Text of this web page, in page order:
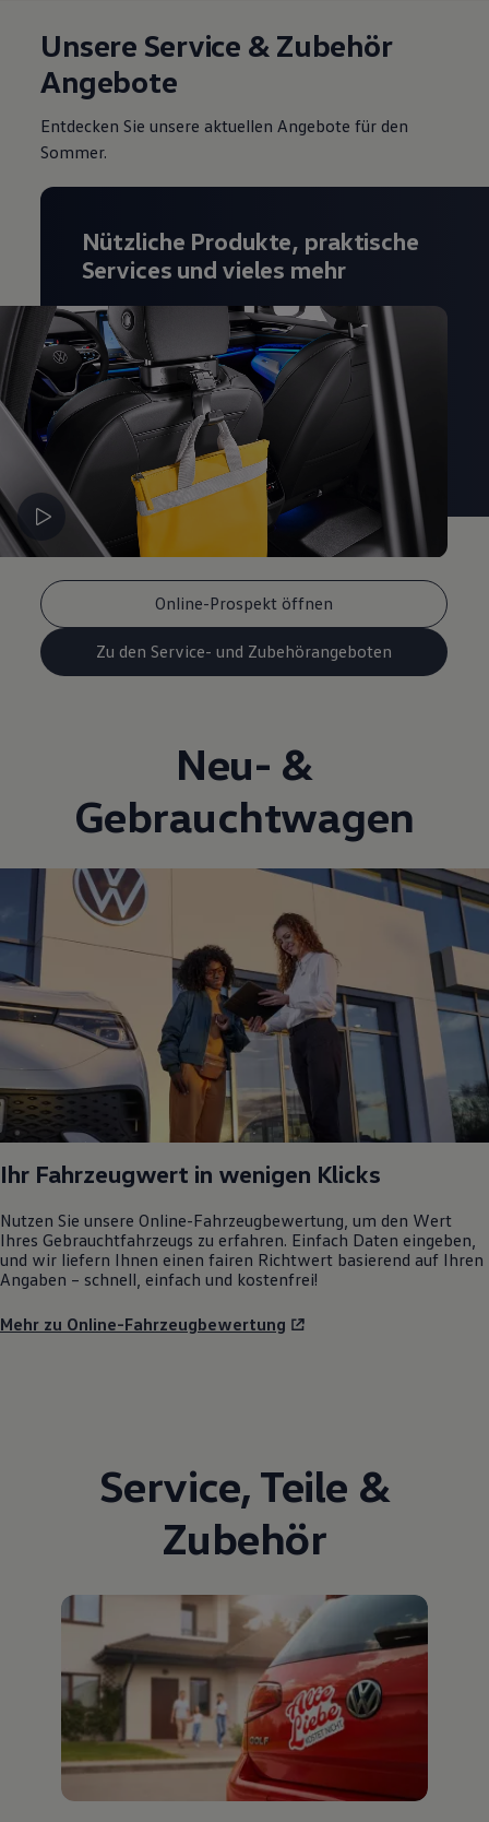
Unsere Service & Zubehör
Angebote
Entdecken Sie unsere aktuellen Angebote für den
Sommer.
Online-Prospekt öffnen
Zu den Service- und Zubehörangeboten
Nützliche Produkte, praktische
Services und vieles mehr
Neu- &
Gebrauchtwagen
Ihr Fahrzeugwert in wenigen Klicks
Nutzen Sie unsere Online-Fahrzeugbewertung, um den Wert
Ihres Gebrauchtfahrzeugs zu erfahren. Einfach Daten eingeben,
und wir liefern Ihnen einen fairen Richtwert basierend auf Ihren
Angaben – schnell, einfach und kostenfrei!
Mehr zu Online-Fahrzeugbewertung
Service, Teile &
Zubehör